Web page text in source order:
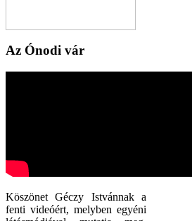
Az Ónodi vár
Köszönet Géczy Istvánnak a
fenti videóért, melyben egyéni